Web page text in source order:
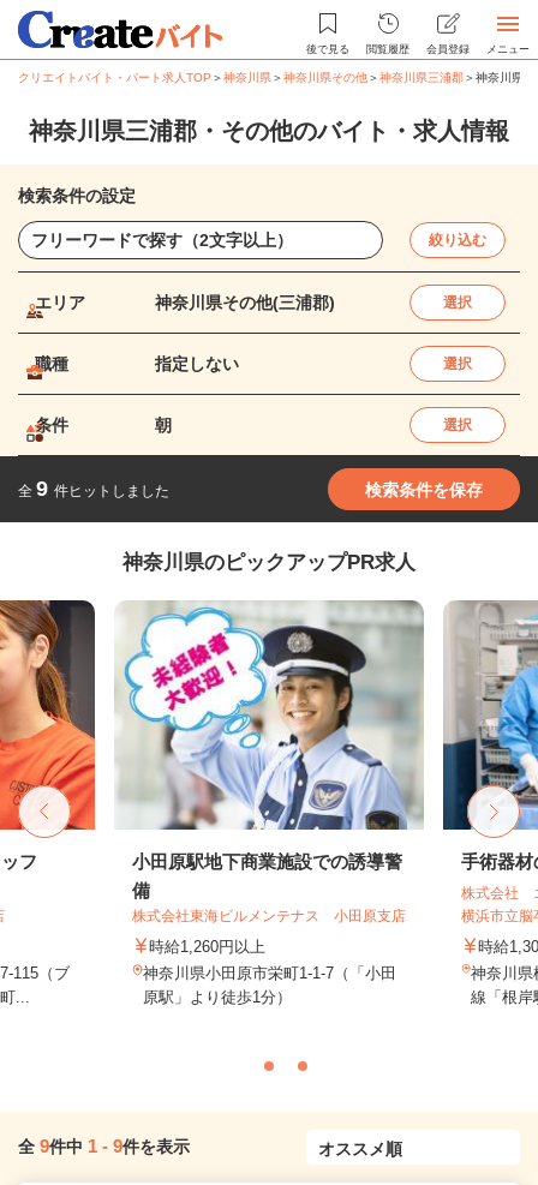
後で見る 閲覧履歴 会員登録 メニュー
クリエイトバイト・パート求人TOP ＞神奈川県＞神奈川県その他＞神奈川県三浦郡＞神奈川県
神奈川県三浦郡・その他のバイト・求人情報
検索条件の設定
絞り込む
エリア 神奈川県その他(三浦郡) 選択
職種 指定しない 選択
条件 朝 選択
全 9 件ヒットしました 検索条件を保存
神奈川県のピックアップPR求人
フ
115（ブ
...
小田原駅地下商業施設での誘導警
備
株式会社東海ビルメンテナス 小田原支店
時給1,260円以上
神奈川県小田原市栄町1-1-7（「小田
原駅」より徒歩1分）
手術器材
株式会社
横浜市立脳
時給
神奈川県
線「根岸
全 9件中 1 - 9件を表示